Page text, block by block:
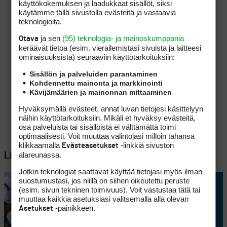
Lisää aiheesta
käyttökokemuksen ja laadukkaat sisällöt, siksi
käytämme tällä sivustolla evästeitä ja vastaavia
teknologioita.
Otava ja sen (95) teknologia- ja mainoskumppania
keräävät tietoa (esim. vierailemis­tasi sivuista ja laitteesi
ominaisuuk­sista) seuraaviin käyttötarkoituksiin:
Sisällön ja palveluiden parantaminen
Kohdennettu mainonta ja markkinointi
Kävijämäärien ja mainonnan mittaaminen
Hyväksymällä evästeet, annat luvan tietojesi käsittelyyn
näihin käyttötarkoituksiin. Mikäli et hyväksy evästeitä,
osa palveluista tai sisällöistä ei välttämättä toimi
optimaalisesti. Voit muuttaa valintojasi milloin tahansa
klikkaamalla Evästeasetukset -linkkiä sivuston
alareunassa.
Jotkin teknologiat saattavat käyttää tietojasi myös ilman
suostumustasi, jos niillä on siihen oikeutettu peruste
(esim. sivun tekninen toimivuus). Voit vastustaa tätä tai
muuttaa kaikkia asetuksiasi valitsemalla alla olevan
Asetukset -painikkeen.